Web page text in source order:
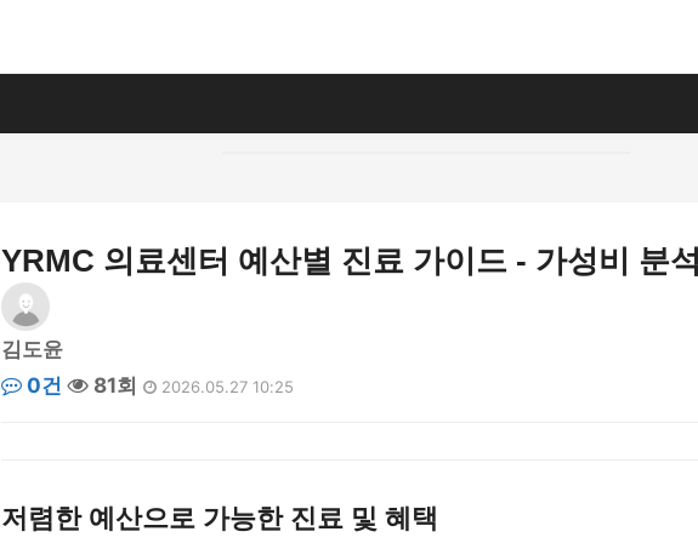
YRMC 의료센터 예산별 진료 가이드 - 가성비 분
김도윤
0건
81회 2026.05.27 10:25
저렴한 예산으로 가능한 진료 및 혜택